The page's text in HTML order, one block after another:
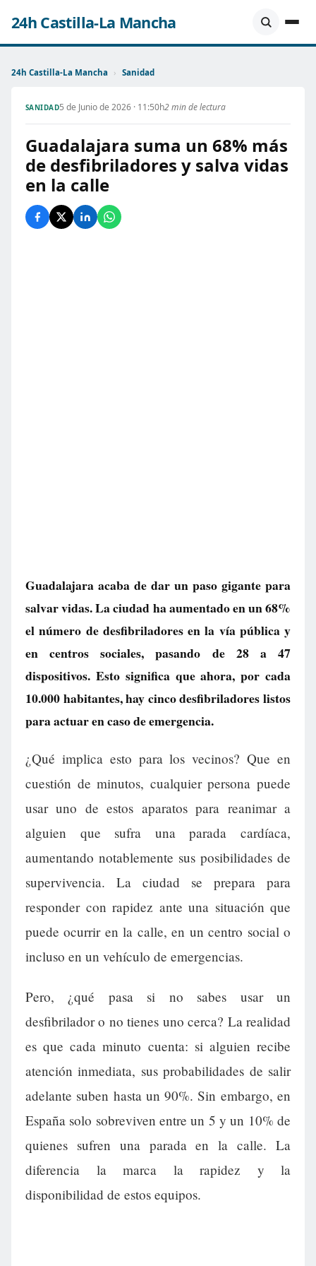
24h Castilla-La Mancha
24h Castilla-La Mancha › Sanidad
SANIDAD5 de Junio de 2026 · 11:50h2 min de lectura
Guadalajara suma un 68% más
de desfibriladores y salva vidas
en la calle
Guadalajara acaba de dar un paso gigante para
salvar vidas. La ciudad ha aumentado en un 68%
el número de desfibriladores en la vía pública y
en centros sociales, pasando de 28 a 47
dispositivos. Esto significa que ahora, por cada
10.000 habitantes, hay cinco desfibriladores listos
para actuar en caso de emergencia.
¿Qué implica esto para los vecinos? Que en
cuestión de minutos, cualquier persona puede
usar uno de estos aparatos para reanimar a
alguien que sufra una parada cardíaca,
aumentando notablemente sus posibilidades de
supervivencia. La ciudad se prepara para
responder con rapidez ante una situación que
puede ocurrir en la calle, en un centro social o
incluso en un vehículo de emergencias.
Pero, ¿qué pasa si no sabes usar un
desfibrilador o no tienes uno cerca? La realidad
es que cada minuto cuenta: si alguien recibe
atención inmediata, sus probabilidades de salir
adelante suben hasta un 90%. Sin embargo, en
España solo sobreviven entre un 5 y un 10% de
quienes sufren una parada en la calle. La
diferencia la marca la rapidez y la
disponibilidad de estos equipos.